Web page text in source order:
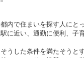
都内で住まいを探す人にと
駅に近い、通勤に便利、子
そうした条件を満たそうと